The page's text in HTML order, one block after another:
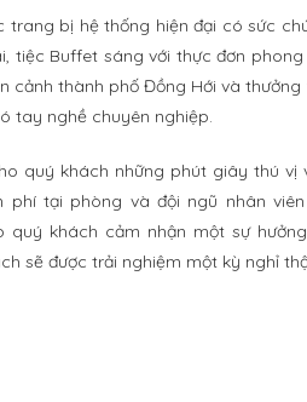
trang bị hệ thống hiện đại có sức
tiệc Buffet sáng với thực đơn
cảnh thành phố Đồng Hới và
tay nghề chuyên nghiệp.
quý khách những phút giây thú
phí tại phòng và đội ngũ nhân
quý khách cảm nhận một sự
sẽ được trải nghiệm một kỳ nghỉ